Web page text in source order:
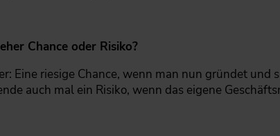
Chance oder Risiko?
Eine riesige Chance, wenn man nun gründet
auch mal ein Risiko, wenn das eigene